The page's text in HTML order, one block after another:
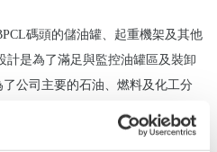
碼頭的儲油罐、起重機架及其他
計是為了滿足與監控油罐區及裝卸
公司主要的石油、燃料及化工分
貨進度管理。橫河電機(印度)有限
的工程、採購、安裝和試俥。工程